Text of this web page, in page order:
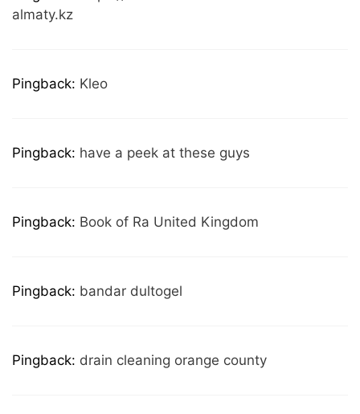
almaty.kz
Pingback: Kleo
Pingback: have a peek at these guys
Pingback: Book of Ra United Kingdom
Pingback: bandar dultogel
Pingback: drain cleaning orange county